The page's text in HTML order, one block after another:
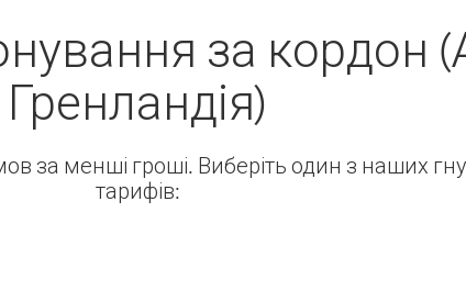
за кордон
Гренландія)
за менші гроші. Виберіть один з наших
тарифів: